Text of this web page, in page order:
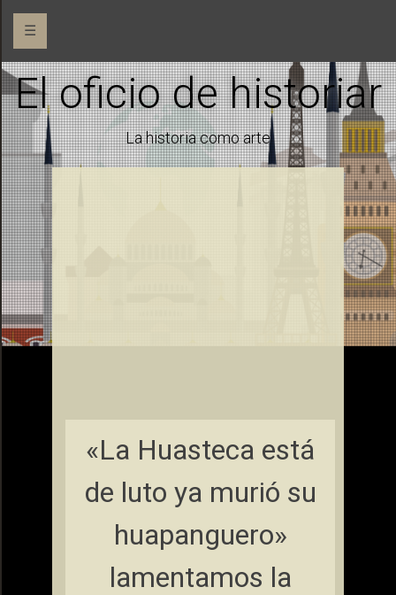
☰
El oficio de historiar
La historia como arte
«La Huasteca está
de luto ya murió su
huapanguero»
lamentamos la